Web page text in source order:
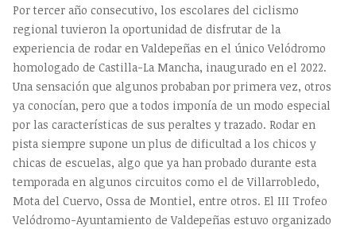
Por tercer año consecutivo, los escolares del ciclismo
regional tuvieron la oportunidad de disfrutar de la
experiencia de rodar en Valdepeñas en el único Velódromo
homologado de Castilla-La Mancha, inaugurado en el 2022.
Una sensación que algunos probaban por primera vez, otros
ya conocían, pero que a todos imponía de un modo especial
por las características de sus peraltes y trazado. Rodar en
pista siempre supone un plus de dificultad a los chicos y
chicas de escuelas, algo que ya han probado durante esta
temporada en algunos circuitos como el de Villarrobledo,
Mota del Cuervo, Ossa de Montiel, entre otros. El III Trofeo
Velódromo-Ayuntamiento de Valdepeñas estuvo organizado